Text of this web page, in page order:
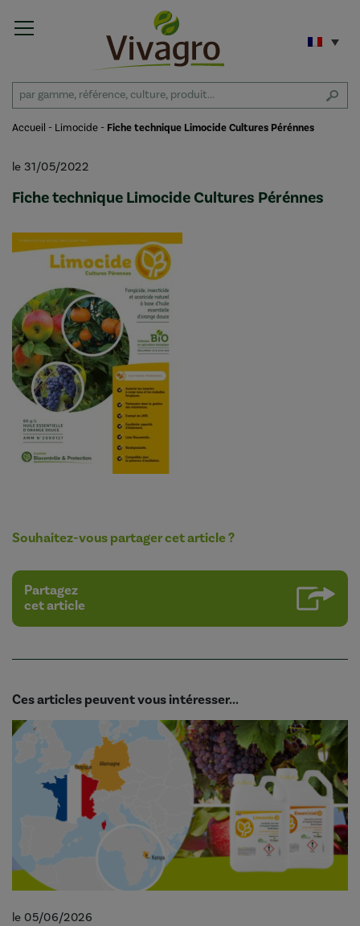
Accueil - Limocide - Fiche technique Limocide Cultures Pérénnes
le 31/05/2022
Fiche technique Limocide Cultures Pérénnes
Souhaitez-vous partager cet article ?
Partagez
cet article
Ces articles peuvent vous intéresser...
le 05/06/2026